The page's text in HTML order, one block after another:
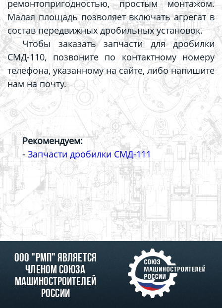
ремонтопригодностью, простым монтажом.
Малая площадь позволяет включать агрегат в
состав передвижных дробильных установок.
Чтобы заказать запчасти для дробилки
СМД-110, позвоните по контактному номеру
телефона, указанному на сайте, либо напишите
нам на почту.
Рекомендуем:
- Запчасти дробилки СМД-111
ООО "РМП" является
членом союза
машиностроителей
России